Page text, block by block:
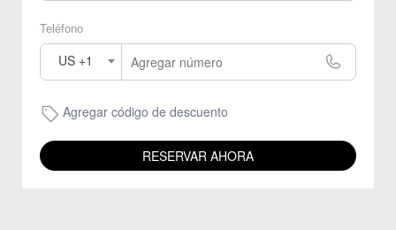
Teléfono
US +1
Agregar código de descuento
RESERVAR AHORA